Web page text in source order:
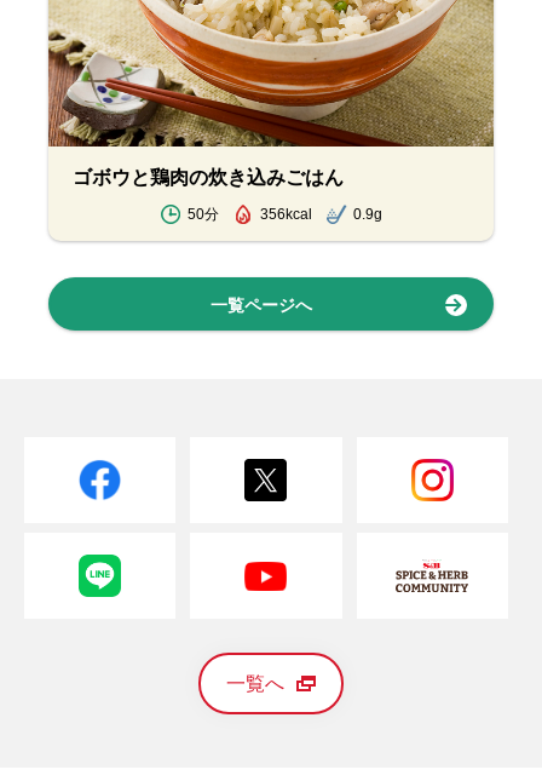
ゴボウと鶏肉の炊き込みごはん
50分 356kcal 0.9g
一覧ページへ
一覧へ